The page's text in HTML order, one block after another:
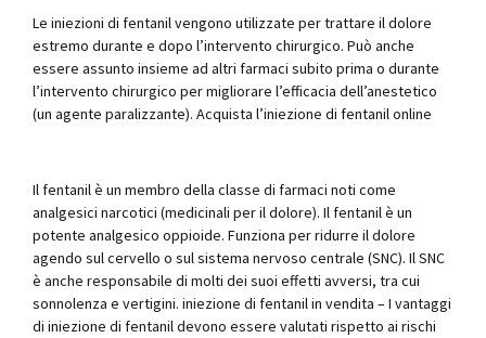
Le iniezioni di fentanil vengono utilizzate per trattare il dolore
estremo durante e dopo l’intervento chirurgico. Può anche
essere assunto insieme ad altri farmaci subito prima o durante
l’intervento chirurgico per migliorare l’efficacia dell’anestetico
(un agente paralizzante). Acquista l’iniezione di fentanil online
Il fentanil è un membro della classe di farmaci noti come
analgesici narcotici (medicinali per il dolore). Il fentanil è un
potente analgesico oppioide. Funziona per ridurre il dolore
agendo sul cervello o sul sistema nervoso centrale (SNC). Il SNC
è anche responsabile di molti dei suoi effetti avversi, tra cui
sonnolenza e vertigini. iniezione di fentanil in vendita – I vantaggi
di iniezione di fentanil devono essere valutati rispetto ai rischi